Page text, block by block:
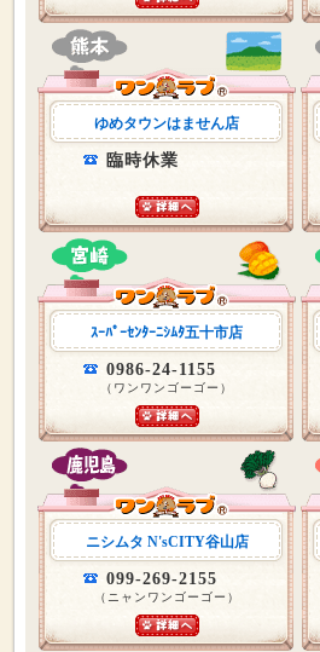
ゆめタウンはません店
臨時休業
ｽｰﾊﾟｰｾﾝﾀｰﾆｼﾑﾀ五十市店
0986-24-1155
（ワンワンゴーゴー）
ニシムタ N'sCITY谷山店
099-269-2155
（ニャンワンゴーゴー）